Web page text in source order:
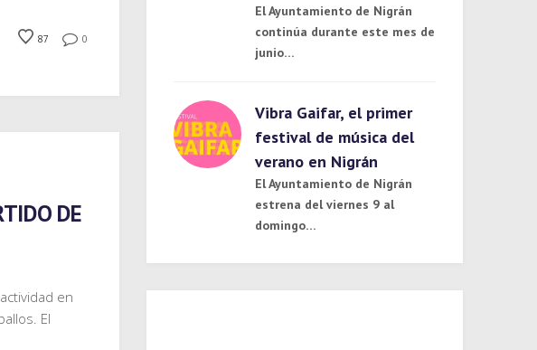
87 0
DE
en
El
El Ayuntamiento de Nigrán
continúa durante este mes de
junio…
Vibra Gaifar, el primer
festival de música del
verano en Nigrán
El Ayuntamiento de Nigrán
estrena del viernes 9 al
domingo…